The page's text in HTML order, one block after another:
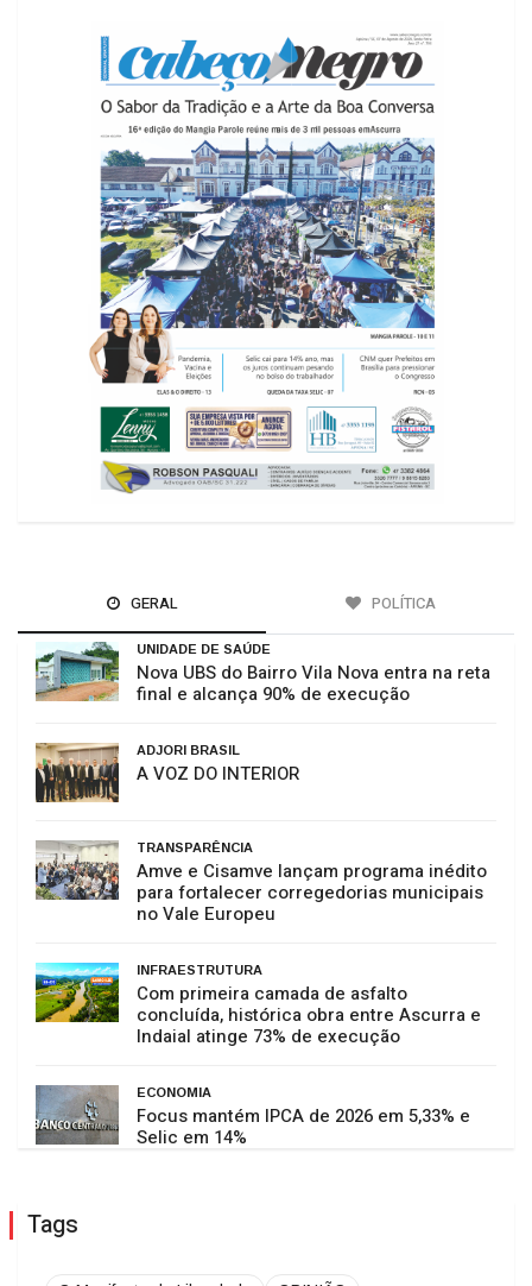
GERAL POLÍTICA
UNIDADE DE SAÚDE
Nova UBS do Bairro Vila Nova entra na reta
final e alcança 90% de execução
ADJORI BRASIL
A VOZ DO INTERIOR
TRANSPARÊNCIA
Amve e Cisamve lançam programa inédito
para fortalecer corregedorias municipais
no Vale Europeu
INFRAESTRUTURA
Com primeira camada de asfalto
concluída, histórica obra entre Ascurra e
Indaial atinge 73% de execução
ECONOMIA
Focus mantém IPCA de 2026 em 5,33% e
Selic em 14%
Tags